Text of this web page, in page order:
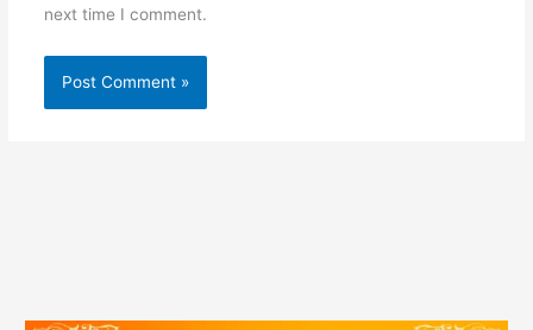
next time I comment.